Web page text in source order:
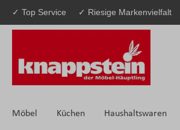
Hauptinhalt springen
Zur Suche springen
Zur Hauptnavigation springen
✓ Top Service ✓ Riesige Markenvielfalt
Möbel Küchen Haushaltswaren